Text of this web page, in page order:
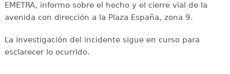
EMETRA, informo sobre el hecho y el cierre vial de la
avenida con dirección a la Plaza España, zona 9.
La investigación del incidente sigue en curso para
esclarecer lo ocurrido.